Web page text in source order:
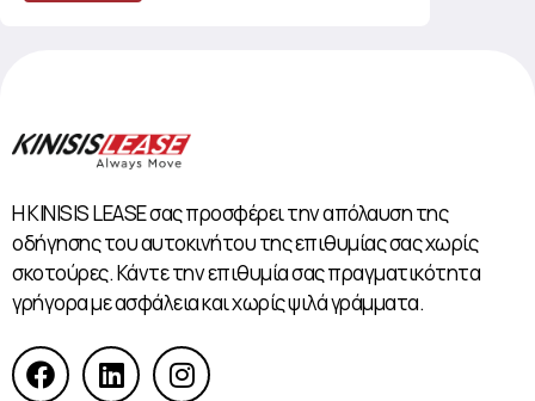
Η KINISIS LEASE σας προσφέρει την απόλαυση της
οδήγησης του αυτοκινήτου της επιθυμίας σας χωρίς
σκοτούρες. Κάντε την επιθυμία σας πραγματικότητα
γρήγορα με ασφάλεια και χωρίς ψιλά γράμματα.